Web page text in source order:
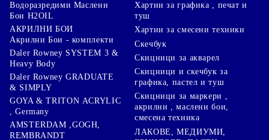
Водоразредими Маслени
Бои H2OIL
АКРИЛНИ БОИ
Акрилни Бои - комплекти
Daler Rowney SYSTEM 3 &
Heavy Body
Daler Rowney GRADUATE
& SIMPLY
GOYA & TRITON АCRYLIC
, Germany
AMSTERDAM ,GOGH,
REMBRANDT
Хартии за графика , печат и
туш
Хартии за смесени техники
Скечбук
Скицници за акварел
Скицници и скечбук за
графика, пастел и туш
Скицници за маркери ,
акрилни , маслени бои,
смесена техника
ЛАКОВЕ, МЕДИУМИ,